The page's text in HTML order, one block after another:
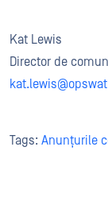
Kat Lewis
Director de
kat
Tags: Anunțurile